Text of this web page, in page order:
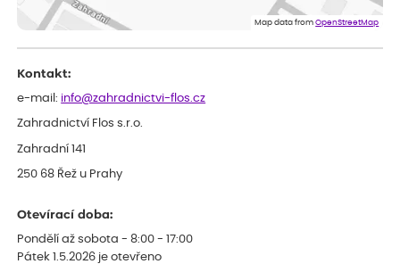
Eshop, objednání bylo v pořádku, žádný problém. Jen jsem byla
smutná z dodávky jedné kytky, která nebyla v nejlepší kondici a i
Map data fromOpenStreetMap
Kontakt:
e-mail: info@zahradnictvi-flos.cz
Zahradnictví Flos s.r.o.
Zahradní 141
250 68 Řež u Prahy
Otevírací doba:
Pondělí až sobota - 8:00 - 17:00
Pátek 1.5.2026 je otevřeno